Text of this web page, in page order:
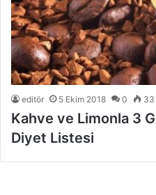
editör 5 Ekim 2018 0 33
Kahve ve Limonla 3
Diyet Listesi